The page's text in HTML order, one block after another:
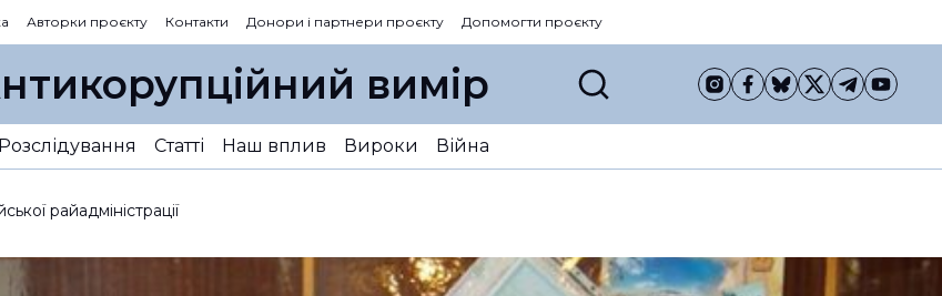
Авторки проєкту Контакти Донори і партнери проєкту Допомогти проєкту
вимір
Розслідування Статті Наш вплив Вироки Війна
райадміністрації